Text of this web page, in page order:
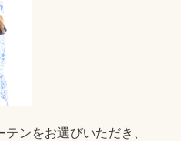
ンをお選びいただき、